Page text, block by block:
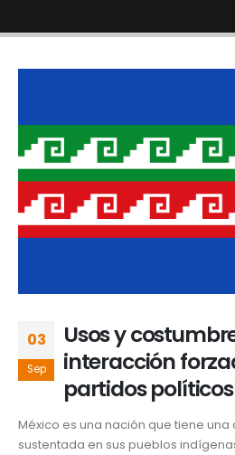
03
Sep
Usos y
interacción
partidos políticos
México es una nación que tiene
sustentada en sus pueblos